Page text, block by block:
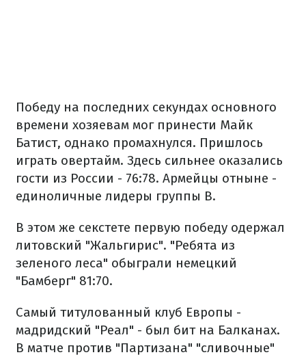
Победу на последних секундах основного
времени хозяевам мог принести Майк
Батист, однако промахнулся. Пришлось
играть овертайм. Здесь сильнее оказались
гости из России - 76:78. Армейцы отныне -
единоличные лидеры группы B.
В этом же секстете первую победу одержал
литовский "Жальгирис". "Ребята из
зеленого леса" обыграли немецкий
"Бамберг" 81:70.
Самый титулованный клуб Европы -
мадридский "Реал" - был бит на Балканах.
В матче против "Партизана" "сливочные"